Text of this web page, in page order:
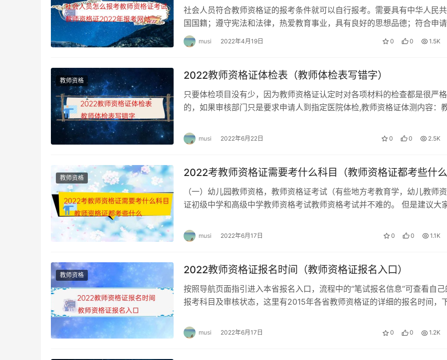
9 化学学科知识与教学能力（初级中学） 307
10 生物学科知识与教学能力（初级中学）
11 道德与法治学科知识与教学能力（初级中学） 309
12 历史学科知识与教学能力（初级中学） 310
13 地理学科知识与教学能力（初级中学）
14 音乐学科知识与教学能力（初级中学） 312
15 体育与健康学科知识与教学能力（初级中学） 313
16 美术学科知识与教学能力（初级中学）
17 信息技术学科知识与教学能力（初级中学） 315
18 历史与社会学科知识与教学能力（初级中学） 316
19 科学学科知识与教学能力（初级中学）
社会人员符合教师资格证的报考条件就可以自行报考。需要具有中华人民
国国籍；遵守宪法和法律，热爱教育事业，具有良好的思想品德；符合申请
定教…《教师法》规定的学历要求：…
musi 2022年4月19日 0 0 1.5K
教师资格 2022教师资格证体检表（教师体检表写错字）
只要体检项目没有少，因为教师资格证认定时对各项材料的检查都是很严格
的，如果审核部门只是要求申请人到指定医院体检,教师资格证体测内容：
musi 2022年6月22日 0 0 2.5K
教师资格 2022考教师资格证需要考什么科目（教师资格证都考些什么
（一）幼儿园教师资格，教师资格证考试（有些地方考教育学，幼儿教师
证初级中学和高级中学教师资格考试教师资格考试并不难的。 但是建议大
musi 2022年6月17日 0 0 1.1K
教师资格 2022教师资格证报名时间（教师资格证报名入口）
按照导航页面指引进入本省报名入口，流程中的“笔试报名信息”可查看自己
报考科目及审核状态，这里有2015年各省教师资格证的详细的报名时间，
musi 2022年6月17日 0 0 1.2K